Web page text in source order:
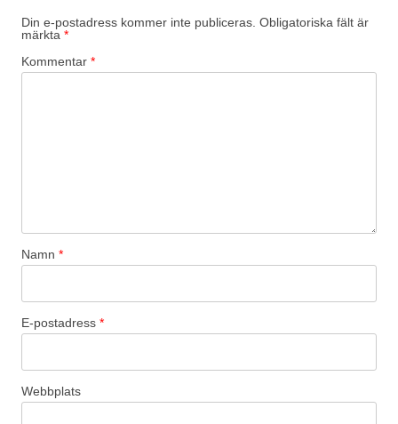
Din e-postadress kommer inte publiceras. Obligatoriska fält är
märkta *
Kommentar *
Namn *
E-postadress *
Webbplats